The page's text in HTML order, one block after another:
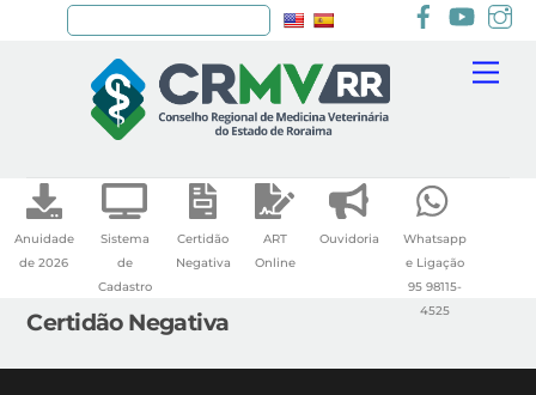
Anuidade
de 2026
Sistema
de
Cadastro
Certidão
Negativa
ART
Online
Ouvidoria
Whatsapp
e Ligação
95 98115-
4525
Certidão Negativa